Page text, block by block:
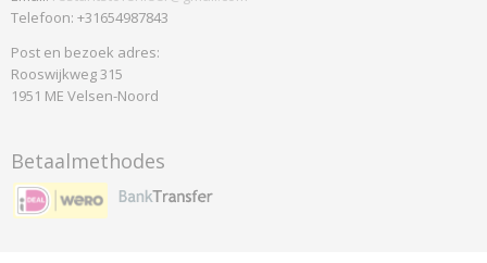
Telefoon: +31654987843
Post en bezoek adres:
Rooswijkweg 315
1951 ME Velsen-Noord
Betaalmethodes